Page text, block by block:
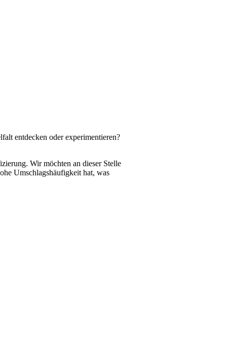
entdecken oder experimentieren?
Wir möchten an dieser Stelle
Umschlagshäufigkeit hat, was